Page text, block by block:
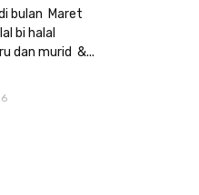
bulan Maret
bi halal
dan murid &...